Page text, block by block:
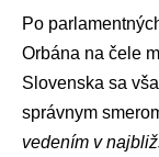
Po
Orbána na čele
Slovenska sa
správnym
vedením v